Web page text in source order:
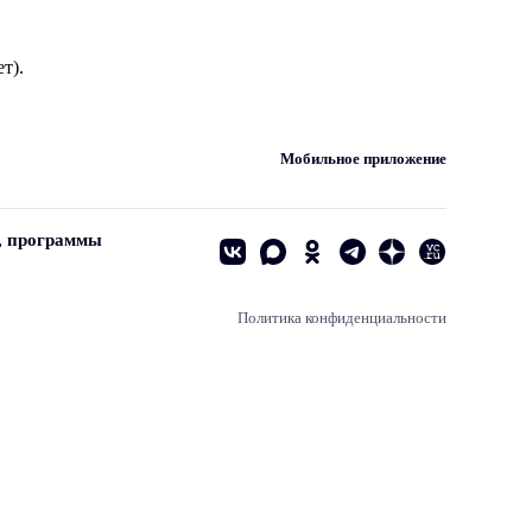
Мобильное приложение
программы
Политика конфиденциальности